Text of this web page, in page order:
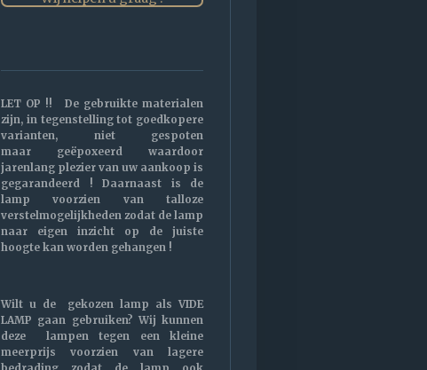
LET OP !! De gebruikte materialen
zijn, in tegenstelling tot goedkopere
varianten, niet gespoten
maar geëpoxeerd waardoor
jarenlang plezier van uw aankoop is
gegarandeerd ! Daarnaast is de
lamp voorzien van talloze
verstelmogelijkheden zodat de lamp
naar eigen inzicht op de juiste
hoogte kan worden gehangen !
Wilt u de gekozen lamp als VIDE
LAMP gaan gebruiken? Wij kunnen
deze lampen tegen een kleine
meerprijs voorzien van lagere